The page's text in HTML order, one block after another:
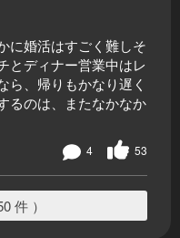
に婚活はすごく難しそ
とディナー営業中はレ
ら、帰りもかなり遅く
るのは、またなかなか
53
4
件 ）